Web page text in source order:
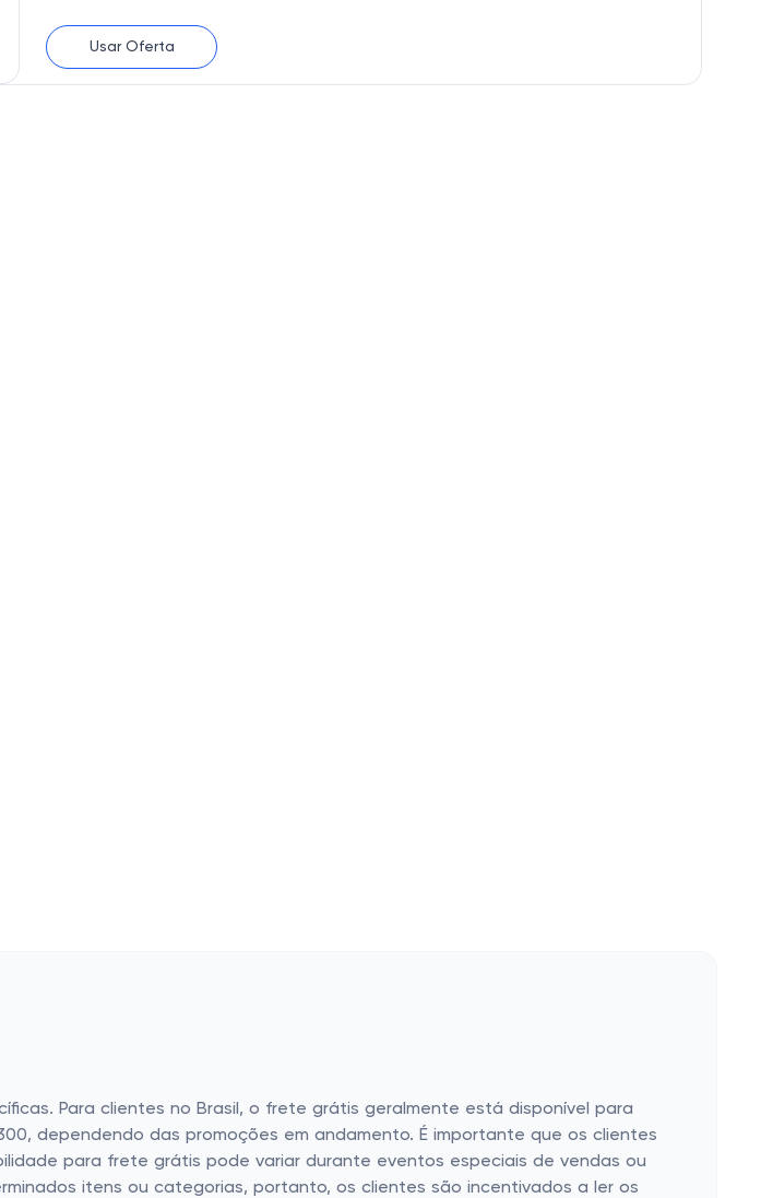
Usar Oferta
Para clientes no Brasil, o frete grátis geralmente está disponível para
dependendo das promoções em andamento. É importante que os clientes
para frete grátis pode variar durante eventos especiais de vendas ou
itens ou categorias, portanto, os clientes são incentivados a ler os